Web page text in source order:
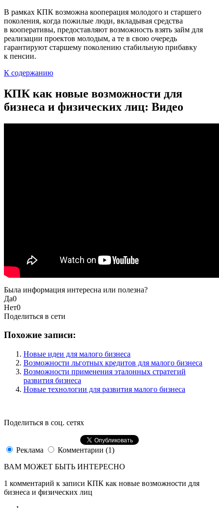
В рамках КПК возможна кооперация молодого и старшего
поколения, когда пожилые люди, вкладывая средства
в кооперативы, предоставляют возможность взять займ для
реализации проектов молодым, а те в свою очередь
гарантируют старшему поколению стабильную прибавку
к пенсии.
К содержанию
КПК как новые возможности для
бизнеса и физических лиц: Видео
Была информация интересна или полезна?
Да0
Нет0
Поделиться в сети
Похожие записи:
Новые идеи для малого бизнеса
Возможности льготных кредитов для малого бизнеса
Возможности применения эталонных стратегий
развития бизнеса
Новые технологии для развития малого бизнеса
Поделиться в соц. сетях
Реклама
Комментарии (1)
ВАМ МОЖЕТ БЫТЬ ИНТЕРЕСНО
1 комментарий к записи КПК как новые возможности для
бизнеса и физических лиц